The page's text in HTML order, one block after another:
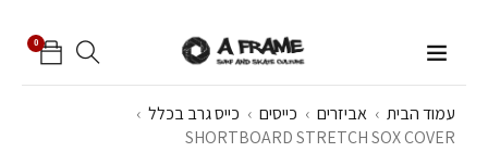
0
עמוד הבית › אביזרים › כייסים › כייס גרב בכלל ›
SHORTBOARD STRETCH SOX COVER